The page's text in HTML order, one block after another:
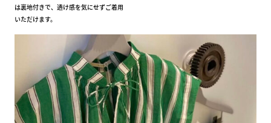
は裏地付きで、透け感を気にせずご着用
いただけます。